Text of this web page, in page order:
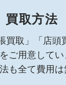
買取方法
買取」「店
ご用意してい
も全て費用は